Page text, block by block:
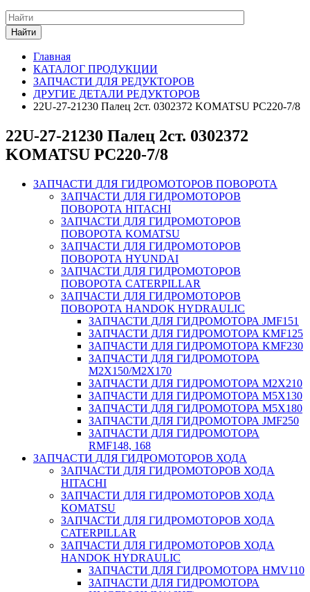
Найти
Главная
КАТАЛОГ ПРОДУКЦИИ
ЗАПЧАСТИ ДЛЯ РЕДУКТОРОВ
ДРУГИЕ ДЕТАЛИ РЕДУКТОРОВ
22U-27-21230 Палец 2ст. 0302372 KOMATSU PC220-7/8
22U-27-21230 Палец 2ст. 0302372
KOMATSU PC220-7/8
ЗАПЧАСТИ ДЛЯ ГИДРОМОТОРОВ ПОВОРОТА
ЗАПЧАСТИ ДЛЯ ГИДРОМОТОРОВ
ПОВОРОТА HITACHI
ЗАПЧАСТИ ДЛЯ ГИДРОМОТОРОВ
ПОВОРОТА KOMATSU
ЗАПЧАСТИ ДЛЯ ГИДРОМОТОРОВ
ПОВОРОТА HYUNDAI
ЗАПЧАСТИ ДЛЯ ГИДРОМОТОРОВ
ПОВОРОТА CATERPILLAR
ЗАПЧАСТИ ДЛЯ ГИДРОМОТОРОВ
ПОВОРОТА HANDOK HYDRAULIC
ЗАПЧАСТИ ДЛЯ ГИДРОМОТОРА JMF151
ЗАПЧАСТИ ДЛЯ ГИДРОМОТОРА KMF125
ЗАПЧАСТИ ДЛЯ ГИДРОМОТОРА KMF230
ЗАПЧАСТИ ДЛЯ ГИДРОМОТОРА
M2X150/M2X170
ЗАПЧАСТИ ДЛЯ ГИДРОМОТОРА M2X210
ЗАПЧАСТИ ДЛЯ ГИДРОМОТОРА M5X130
ЗАПЧАСТИ ДЛЯ ГИДРОМОТОРА M5X180
ЗАПЧАСТИ ДЛЯ ГИДРОМОТОРА JMF250
ЗАПЧАСТИ ДЛЯ ГИДРОМОТОРА
RMF148, 168
ЗАПЧАСТИ ДЛЯ ГИДРОМОТОРОВ ХОДА
ЗАПЧАСТИ ДЛЯ ГИДРОМОТОРОВ ХОДА
HITACHI
ЗАПЧАСТИ ДЛЯ ГИДРОМОТОРОВ ХОДА
KOMATSU
ЗАПЧАСТИ ДЛЯ ГИДРОМОТОРОВ ХОДА
CATERPILLAR
ЗАПЧАСТИ ДЛЯ ГИДРОМОТОРОВ ХОДА
HANDOK HYDRAULIC
ЗАПЧАСТИ ДЛЯ ГИДРОМОТОРА HMV110
ЗАПЧАСТИ ДЛЯ ГИДРОМОТОРА